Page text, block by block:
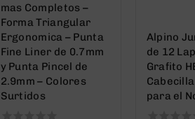
mas Completos –
Forma Triangular
Ergonomica – Punta
Fine Liner de 0.7mm
y Punta Pincel de
2.9mm – Colores
Surtidos
Alpino
de 12
Grafito
para el